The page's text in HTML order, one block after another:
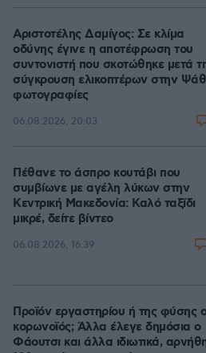
Αριστοτέλης Δαμίγος: Σε κλίμα
οδύνης έγινε η αποτέφρωση του
συντονιστή που σκοτώθηκε μετά
σύγκρουση ελικοπτέρων στην
φωτογραφίες
06.08.2026, 20:03
Πέθανε το άσπρο κουτάβι που
συμβίωνε με αγέλη λύκων στην
Κεντρική Μακεδονία: Καλό ταξίδι
μικρέ, δείτε βίντεο
06.08.2026, 16:39
Προϊόν εργαστηρίου ή της φύσης ο
κορωνοϊός; Άλλα έλεγε δημόσια ο
Φάουτσι και άλλα ιδιωτικά,